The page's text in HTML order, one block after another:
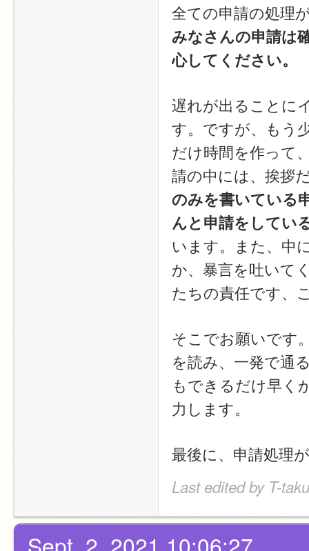
全ての申請の処理
みなさんの申請は
心してください。
遅れが出ることに
す。ですが、もう
だけ時間を作って
請の中には、挨拶
のみを書いている
んと申請をしてい
います。また、中
か、暴言を吐いて
たちの責任です、
そこでお願いです
を読み、一発で通
もできるだけ早く
力します。
最後に、申請処理
Last edited by T-